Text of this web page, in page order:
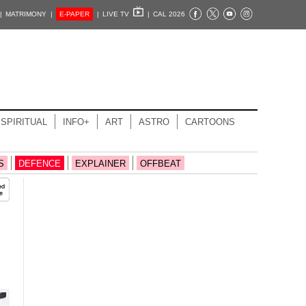
MATRIMONY | E-PAPER | LIVE TV | CAL 2026
SPIRITUAL INFO+ ART ASTRO CARTOONS
DEFENCE EXPLAINER OFFBEAT